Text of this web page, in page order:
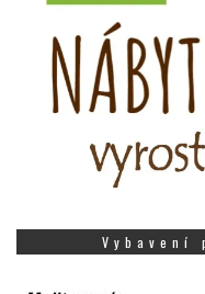
Vybavení